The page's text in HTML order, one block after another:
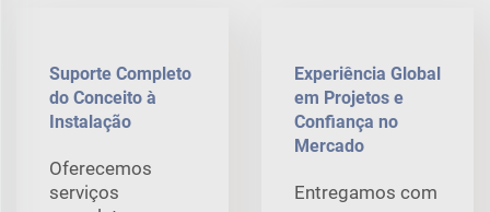
Suporte Completo
do Conceito à
Instalação
Oferecemos
serviços
Experiência Global
em Projetos e
Confiança no
Mercado
Entregamos com